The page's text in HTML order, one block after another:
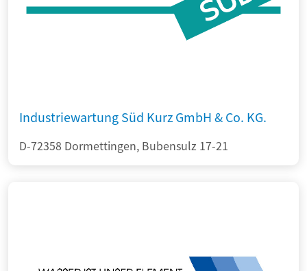
Industriewartung Süd Kurz GmbH & Co. KG.
D-72358 Dormettingen, Bubensulz 17-21